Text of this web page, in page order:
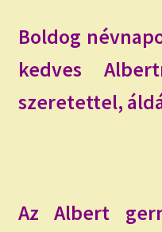
ÍRJ NEKEM!
IRATKOZZ FEL A VIDEÓ
TAROT ELEMZÉS
Boldog
kedves
szeretettel,
Az Albert